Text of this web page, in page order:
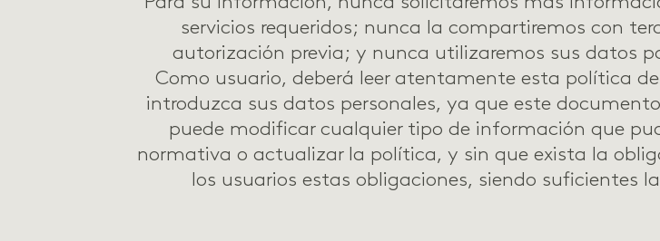
servicios requeridos; nunca la compartiremos con
autorización previa; y nunca utilizaremos sus datos
Como usuario, deberá leer atentamente esta política
introduzca sus datos personales, ya que este
puede modificar cualquier tipo de información que
normativa o actualizar la política, y sin que exista la
los usuarios estas obligaciones, siendo suficientes